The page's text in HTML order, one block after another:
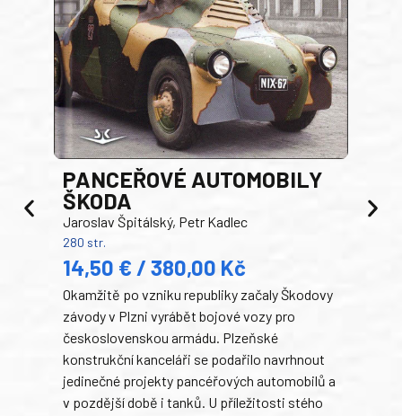
PANCEŘOVÉ AUTOMOBILY
ŠKODA
Jaroslav Špitálský, Petr Kadlec
280 str.
14,50 € / 380,00 Kč
Okamžitě po vzniku republiky začaly Škodovy
závody v Plzni vyrábět bojové vozy pro
československou armádu. Plzeňské
konstrukční kanceláři se podařilo navrhnout
jedinečné projekty pancéřových automobilů a
v pozdější době i tanků. U příležitosti stého